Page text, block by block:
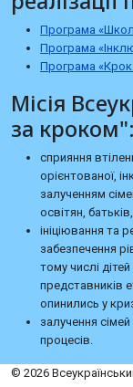
Програма
Програма
Програма
Місія
за кроком":
сприяння
орієнтованої,
залученням
освітян,
ініціювання та
забезпечення
тому числі
представників
опинились у
залучення
процесів.
© 2026